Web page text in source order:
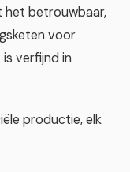
het betrouwbaar,
voor
verfijnd in
productie, elk